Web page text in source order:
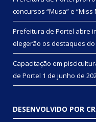
concursos “Musa” e “Miss
Prefeitura de Portel abre
elegerão os destaques do
Capacitação em
de Portel 1 de junho de
DESENVOLVIDO POR